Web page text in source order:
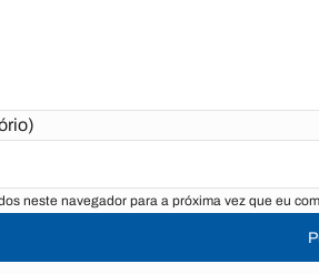
neste navegador para a próxima vez que eu